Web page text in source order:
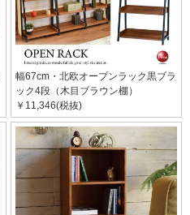
幅67cm・北欧オープンラック黒ブラ
ック4段（木目ブラウン棚）
￥11,346(税抜)